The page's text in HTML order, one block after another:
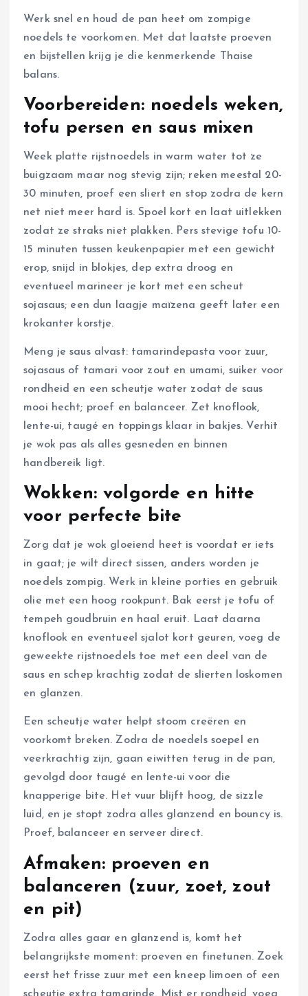
Werk snel en houd de pan heet om zompige
noedels te voorkomen. Met dat laatste proeven
en bijstellen krijg je die kenmerkende Thaise
balans.
Voorbereiden: noedels weken,
tofu persen en saus mixen
Week platte rijstnoedels in warm water tot ze
buigzaam maar nog stevig zijn; reken meestal 20-
30 minuten, proef een sliert en stop zodra de kern
net niet meer hard is. Spoel kort en laat uitlekken
zodat ze straks niet plakken. Pers stevige tofu 10-
15 minuten tussen keukenpapier met een gewicht
erop, snijd in blokjes, dep extra droog en
eventueel marineer je kort met een scheut
sojasaus; een dun laagje maïzena geeft later een
krokanter korstje.
Meng je saus alvast: tamarindepasta voor zuur,
sojasaus of tamari voor zout en umami, suiker voor
rondheid en een scheutje water zodat de saus
mooi hecht; proef en balanceer. Zet knoflook,
lente-ui, taugé en toppings klaar in bakjes. Verhit
je wok pas als alles gesneden en binnen
handbereik ligt.
Wokken: volgorde en hitte
voor perfecte bite
Zorg dat je wok gloeiend heet is voordat er iets
in gaat; je wilt direct sissen, anders worden je
noedels zompig. Werk in kleine porties en gebruik
olie met een hoog rookpunt. Bak eerst je tofu of
tempeh goudbruin en haal eruit. Laat daarna
knoflook en eventueel sjalot kort geuren, voeg de
geweekte rijstnoedels toe met een deel van de
saus en schep krachtig zodat de slierten loskomen
en glanzen.
Een scheutje water helpt stoom creëren en
voorkomt breken. Zodra de noedels soepel en
veerkrachtig zijn, gaan eiwitten terug in de pan,
gevolgd door taugé en lente-ui voor die
knapperige bite. Het vuur blijft hoog, de sizzle
luid, en je stopt zodra alles glanzend en bouncy is.
Proef, balanceer en serveer direct.
Afmaken: proeven en
balanceren (zuur, zoet, zout
en pit)
Zodra alles gaar en glanzend is, komt het
belangrijkste moment: proeven en finetunen. Zoek
eerst het frisse zuur met een kneep limoen of een